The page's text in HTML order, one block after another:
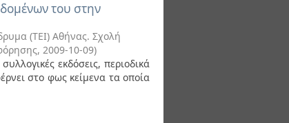
του στην
(ΤΕΙ) Αθήνας. Σχολή
, 2009-10-09)
εκδόσεις, περιοδικά
στο φως κείμενα τα οποία